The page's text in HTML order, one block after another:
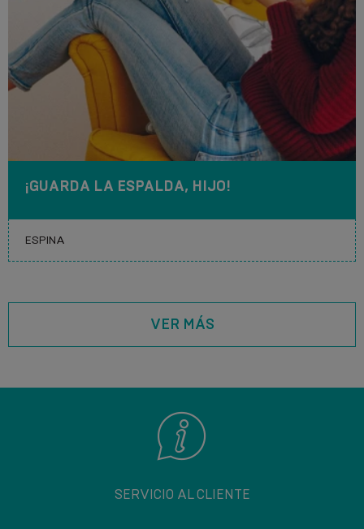
¡GUARDA LA ESPALDA, HIJO!
VER MÁS
SERVICIO AL CLIENTE